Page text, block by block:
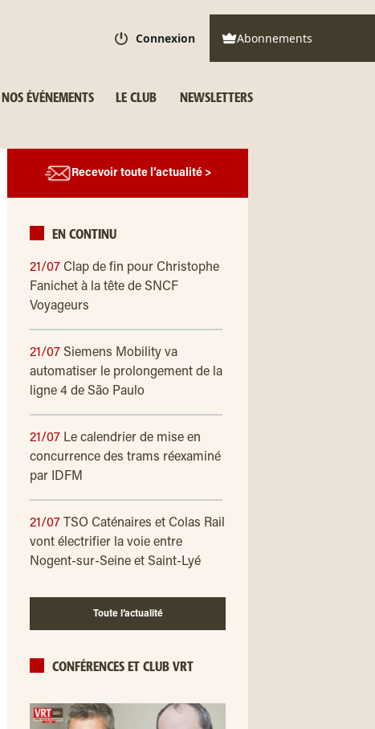
Connexion Abonnements
NOS ÉVÉNEMENTS LE CLUB NEWSLETTERS
Recevoir toute l’actualité >
EN CONTINU
21/07 Clap de fin pour Christophe
Fanichet à la tête de SNCF
Voyageurs
21/07 Siemens Mobility va
automatiser le prolongement de la
ligne 4 de São Paulo
21/07 Le calendrier de mise en
concurrence des trams réexaminé
par IDFM
21/07
TSO Caténaires et Colas Rail
vont électrifier la voie entre
Nogent-sur-Seine et Saint-Lyé
Toute l’actualité
CONFÉRENCES ET CLUB VRT